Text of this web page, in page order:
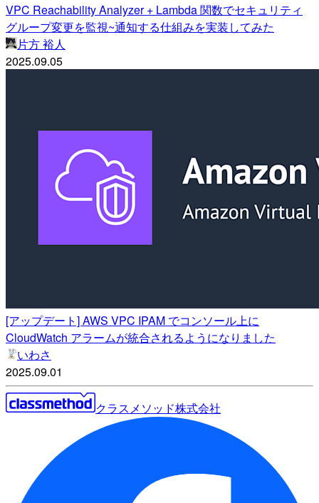
VPC Reachability Analyzer + Lambda 関数でセキュリティ
グループ変更を監視~通知する仕組みを実装してみた
片方 裕人
2025.09.05
[アップデート] AWS VPC IPAM でコンソール上に
CloudWatch アラームが統合されるようになりました
いわさ
2025.09.01
クラスメソッド株式会社